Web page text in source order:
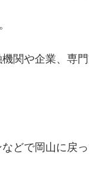
関や企業、専門
どで岡山に戻